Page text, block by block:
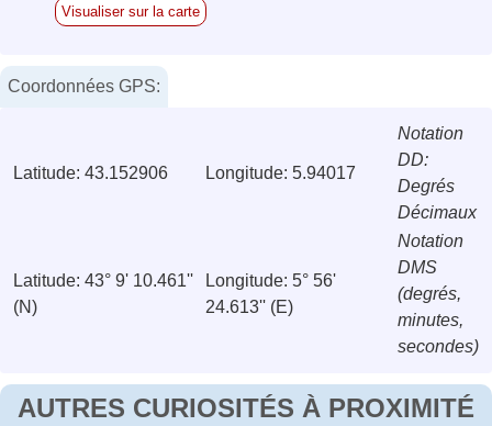
Visualiser sur la carte
Coordonnées GPS:
Latitude: 43.152906 Longitude: 5.94017
Notation
DD:
Degrés
Décimaux
Latitude: 43° 9' 10.461''
(N)
Longitude: 5° 56'
24.613'' (E)
Notation
DMS
(degrés,
minutes,
secondes)
AUTRES CURIOSITÉS À PROXIMITÉ